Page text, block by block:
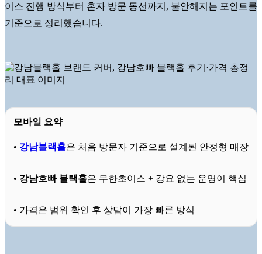
이스 진행 방식부터 혼자 방문 동선까지, 불안해지는 포인트를
기준으로 정리했습니다.
모바일 요약
• 강남블랙홀은 처음 방문자 기준으로 설계된 안정형 매장
• 강남호빠 블랙홀은 무한초이스 + 강요 없는 운영이 핵심
• 가격은 범위 확인 후 상담이 가장 빠른 방식